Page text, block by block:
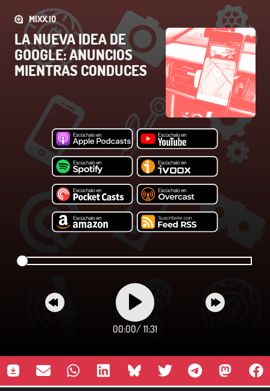
MIXX.IO
LA NUEVA IDEA DE
GOOGLE: ANUNCIOS
MIENTRAS CONDUCES
00:00/ 11:31